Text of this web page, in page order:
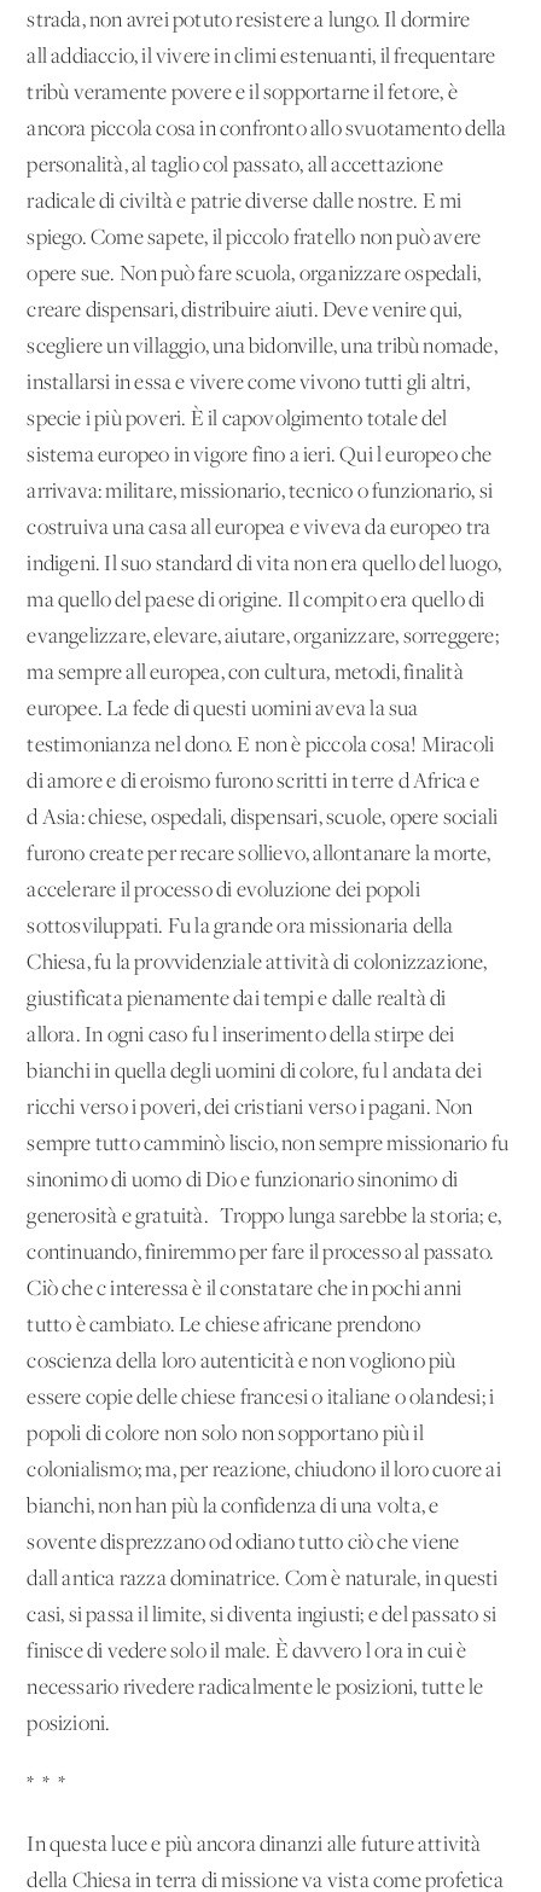
strada, non avrei potuto resistere a lungo. Il dormire
all'addiaccio, il vivere in climi estenuanti, il frequentare
tribù veramente povere e il sopportarne il fetore, è
ancora piccola cosa in confronto allo svuotamento della
personalità, al taglio col passato, all'accettazione
radicale di civiltà e patrie diverse dalle nostre. E mi
spiego. Come sapete, il piccolo fratello non può avere
opere sue. Non può fare scuola, organizzare ospedali,
creare dispensari, distribuire aiuti. Deve venire qui,
scegliere un villaggio, una bidonville, una tribù nomade,
installarsi in essa e vivere come vivono tutti gli altri,
specie i più poveri. È il capovolgimento totale del
sistema europeo in vigore fino a ieri. Qui l'europeo che
arrivava: militare, missionario, tecnico o funzionario, si
costruiva una casa all'europea e viveva da europeo tra
indigeni. Il suo standard di vita non era quello del luogo,
ma quello del paese di origine. Il compito era quello di
evangelizzare, elevare, aiutare, organizzare, sorreggere;
ma sempre all'europea, con cultura, metodi, finalità
europee. La fede di questi uomini aveva la sua
testimonianza nel dono. E non è piccola cosa! Miracoli
di amore e di eroismo furono scritti in terre d'Africa e
d'Asia: chiese, ospedali, dispensari, scuole, opere sociali
furono create per recare sollievo, allontanare la morte,
accelerare il processo di evoluzione dei popoli
sottosviluppati. Fu la grande ora missionaria della
Chiesa, fu la provvidenziale attività di colonizzazione,
giustificata pienamente dai tempi e dalle realtà di
allora. In ogni caso fu l'inserimento della stirpe dei
bianchi in quella degli uomini di colore, fu l'andata dei
ricchi verso i poveri, dei cristiani verso i pagani. Non
sempre tutto camminò liscio, non sempre missionario fu
sinonimo di uomo di Dio e funzionario sinonimo di
generosità e gratuità. Troppo lunga sarebbe la storia; e,
continuando, finiremmo per fare il processo al passato.
Ciò che c'interessa è il constatare che in pochi anni
tutto è cambiato. Le chiese africane prendono
coscienza della loro autenticità e non vogliono più
essere copie delle chiese francesi o italiane o olandesi; i
popoli di colore non solo non sopportano più il
colonialismo; ma, per reazione, chiudono il loro cuore ai
bianchi, non han più la confidenza di una volta, e
sovente disprezzano od odiano tutto ciò che viene
dall'antica razza dominatrice. Com'è naturale, in questi
casi, si passa il limite, si diventa ingiusti; e del passato si
finisce di vedere solo il male. È davvero l'ora in cui è
necessario rivedere radicalmente le posizioni, tutte le
posizioni.
* * *
In questa luce e più ancora dinanzi alle future attività
della Chiesa in terra di missione va vista come profetica